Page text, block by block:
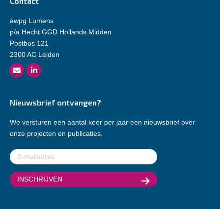
awpg Lumens
p/a Hecht GGD Hollands Midden
Postbus 121
2300 AC Leiden
Nieuwsbrief ontvangen?
We versturen een aantal keer per jaar een nieuwsbrief over
onze projecten en publicaties.
E-
mailadres(Vereist)